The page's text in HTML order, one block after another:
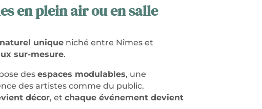
en plein airou en salle
unique niché entre Nîmes et
sur-mesure.
desespaces modulables, une
des artistes comme du public.
décor, etchaque événement devient